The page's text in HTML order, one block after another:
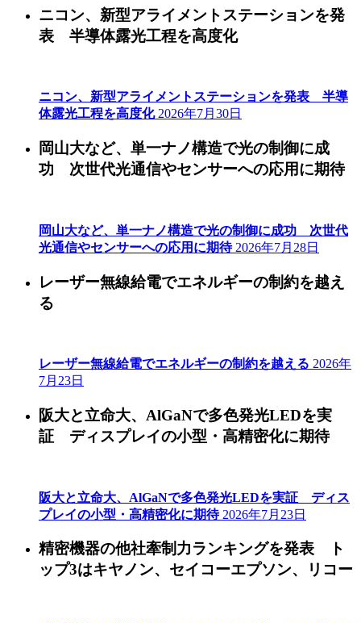
ニコン、新型アライメントステーションを発
表 半導体露光工程を高度化
ニコン、新型アライメントステーションを発表 半導
体露光工程を高度化 2026年7月30日
岡山大など、単一ナノ構造で光の制御に成
功 次世代光通信やセンサーへの応用に期待
岡山大など、単一ナノ構造で光の制御に成功 次世代
光通信やセンサーへの応用に期待 2026年7月28日
レーザー無線給電でエネルギーの制約を越え
る
レーザー無線給電でエネルギーの制約を越える 2026年
7月23日
阪大と立命大、AlGaNで多色発光LEDを実
証 ディスプレイの小型・高精密化に期待
阪大と立命大、AlGaNで多色発光LEDを実証 ディス
プレイの小型・高精密化に期待 2026年7月23日
精密機器の他社牽制力ランキングを発表 ト
ップ3はキヤノン、セイコーエプソン、リコー